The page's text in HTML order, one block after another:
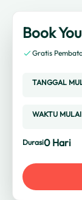
Book
Gratis
TANGGAL
WAKTU MULAI
Durasi0 Hari